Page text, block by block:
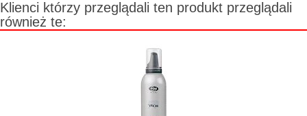
Klienci którzy przeglądali ten produkt przeglądali
również te: